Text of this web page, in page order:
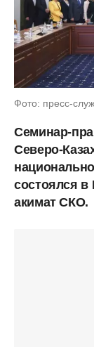
Фото: пресс-
Семинар-
Северо-
состоялся в
акимат СКО.